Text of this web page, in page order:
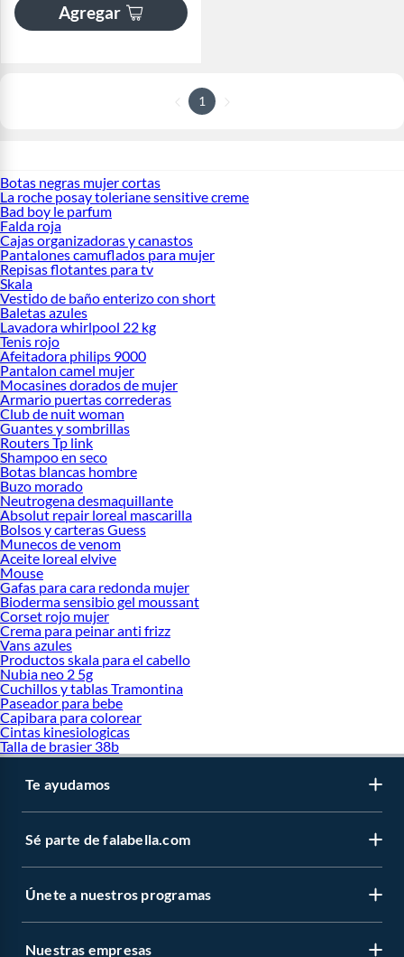
Agregar
1
Botas negras mujer cortas
La roche posay toleriane sensitive creme
Bad boy le parfum
Falda roja
Cajas organizadoras y canastos
Pantalones camuflados para mujer
Repisas flotantes para tv
Skala
Vestido de baño enterizo con short
Baletas azules
Lavadora whirlpool 22 kg
Tenis rojo
Afeitadora philips 9000
Pantalon camel mujer
Mocasines dorados de mujer
Armario puertas correderas
Club de nuit woman
Guantes y sombrillas
Routers Tp link
Shampoo en seco
Botas blancas hombre
Buzo morado
Neutrogena desmaquillante
Absolut repair loreal mascarilla
Bolsos y carteras Guess
Munecos de venom
Aceite loreal elvive
Mouse
Gafas para cara redonda mujer
Bioderma sensibio gel moussant
Corset rojo mujer
Crema para peinar anti frizz
Vans azules
Productos skala para el cabello
Nubia neo 2 5g
Cuchillos y tablas Tramontina
Paseador para bebe
Capibara para colorear
Cintas kinesiologicas
Talla de brasier 38b
Te ayudamos
Sé parte de falabella.com
Únete a nuestros programas
Nuestras empresas